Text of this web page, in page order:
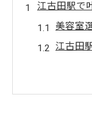
江古田駅で
美容室
江古田
美容室